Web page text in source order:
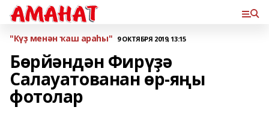
"Күҙ менән ҡаш араһы" 9 ОКТЯБРЯ 2019, 13:15
Бөрйәндән Фирүҙә
Салауатованан өр-яңы
фотолар